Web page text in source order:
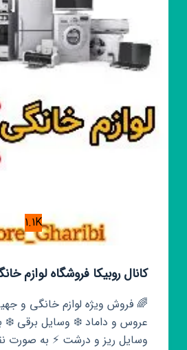
سماخون
1.1K
کانال روبیکا فروشگاه لوازم
🌈 فروش ویژه لوازم خانگی و
عروس و داماد ❄️ وسایل برقی ❄️
وسایل ریز و درشت ⚡️ به صورت